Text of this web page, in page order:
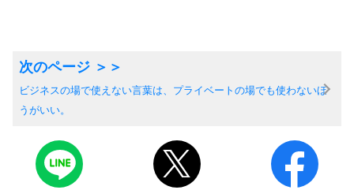
ビジネスの場で使えない言葉は、プライベートの場でも使わないほ
うがいい。